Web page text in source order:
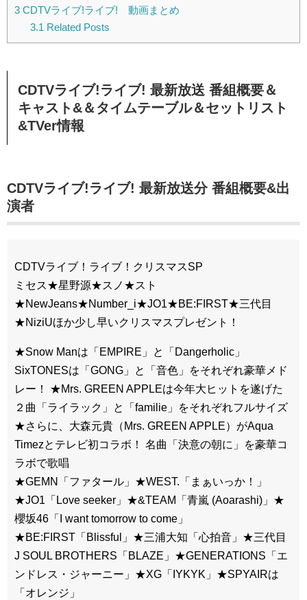
3 CDTVライブ!ライブ! 動画まとめ
3.1 Related Posts
CDTVライブ!ライブ! 最新放送 番組概要＆
キャスト&＆タイムテーブル＆セットリスト
&TVer情報
CDTVライブ!ライブ! 最新放送分 番組概要&出
演者
CDTVライブ！ライブ！クリスマスSP
ミセス★星野源★スノ★スト
★NewJeans★Number_i★JO1★BE:FIRST★三代目
★NiziUほか少し早いクリスマスプレゼント！
★Snow Manは「EMPIRE」と「Dangerholic」
SixTONESは「GONG」と「音色」をそれぞれ豪華メド
レー！ ★Mrs. GREEN APPLEは今年大ヒットを遂げた
２曲「ライラック」と「familie」をそれぞれフルサイズ
★さらに、大森元貴（Mrs. GREEN APPLE）がAqua
Timezとテレビ初コラボ！ 名曲「決意の朝に」を豪華コ
ラボで歌唱
★GEMN「ファタール」★WEST.「まぁいっか！」
★JO1「Love seeker」★&TEAM「青嵐 (Aoarashi)」★
櫻坂46「I want tomorrow to come」
★BE:FIRST「Blissful」★三浦大知「心拍音」★三代目
J SOUL BROTHERS「BLAZE」★GENERATIONS「エ
ンドレス・ジャーニー」★XG「IYKYK」★SPYAIRは
「オレンジ」